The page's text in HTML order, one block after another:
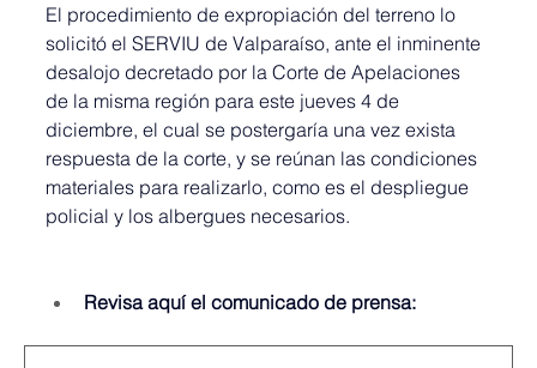
El procedimiento de expropiación del terreno lo
solicitó el SERVIU de Valparaíso, ante el inminente
desalojo decretado por la Corte de Apelaciones
de la misma región para este jueves 4 de
diciembre, el cual se postergaría una vez exista
respuesta de la corte, y se reúnan las condiciones
materiales para realizarlo, como es el despliegue
policial y los albergues necesarios.
Revisa aquí el comunicado de prensa: